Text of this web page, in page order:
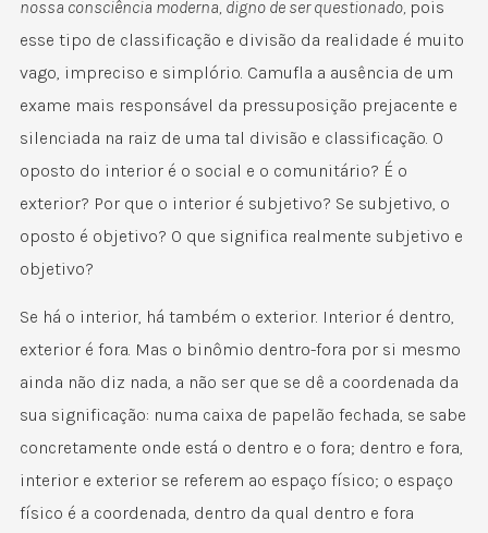
nossa consciência moderna, digno de ser questionado, pois
esse tipo de classificação e divisão da realidade é muito
vago, impreciso e simplório. Camufla a ausência de um
exame mais responsável da pressuposição prejacente e
silenciada na raiz de uma tal divisão e classificação. O
oposto do interior é o social e o comunitário? É o
exterior? Por que o interior é subjetivo? Se subjetivo, o
oposto é objetivo? O que significa realmente subjetivo e
objetivo?
Se há o interior, há também o exterior. Interior é dentro,
exterior é fora. Mas o binômio dentro-fora por si mesmo
ainda não diz nada, a não ser que se dê a coordenada da
sua significação: numa caixa de papelão fechada, se sabe
concretamente onde está o dentro e o fora; dentro e fora,
interior e exterior se referem ao espaço físico; o espaço
físico é a coordenada, dentro da qual dentro e fora